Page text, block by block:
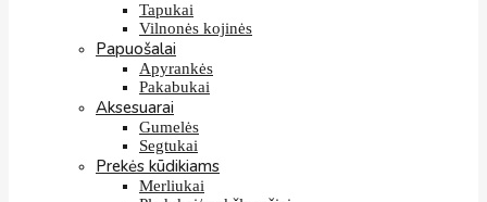
Tapukai
Vilnonės kojinės
Papuošalai
Apyrankės
Pakabukai
Aksesuarai
Gumelės
Segtukai
Prekės kūdikiams
Merliukai